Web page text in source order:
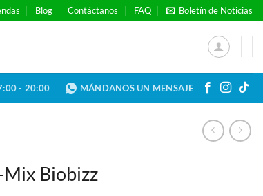
Blog Contáctanos FAQ Boletín de Noticias
- 20:00 MÁNDANOS UN MENSAJE
Mix Biobizz